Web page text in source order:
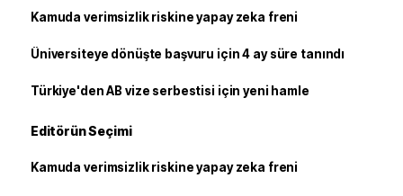
Kamuda verimsizlik riskine yapay zeka freni
Üniversiteye dönüşte başvuru için 4 ay süre tanındı
Türkiye'den AB vize serbestisi için yeni hamle
Editörün Seçimi
Kamuda verimsizlik riskine yapay zeka freni